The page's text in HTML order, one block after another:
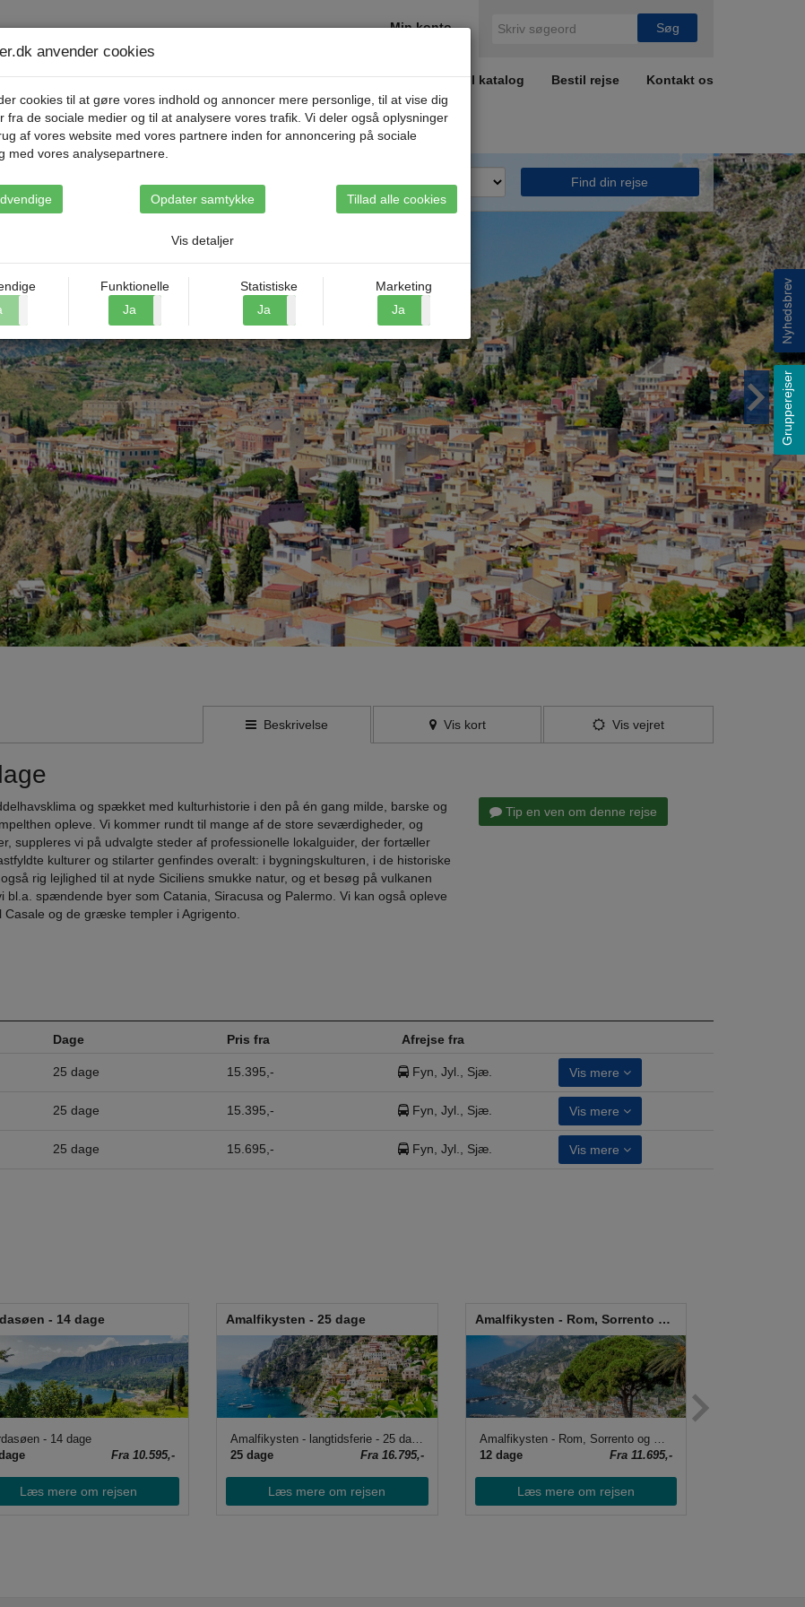
Min konto
Destinationer Rejsetyper Om Riis Rejser Bestil katalog Bestil rejse Kontakt os
Find din rejse
Beskrivelse Vis kort Vis vejret
og spækket med kulturhistorie i den på én gang milde, barske og
opleve. Vi kommer rundt til mange af de store seværdigheder, og
suppleres vi på udvalgte steder af professionelle lokalguider, der fortæller
kulturer og stilarter genfindes overalt: i bygningskulturen, i de historiske
rig lejlighed til at nyde Siciliens smukke natur, og et besøg på vulkanen
spændende byer som Catania, Siracusa og Palermo. Vi kan også opleve
og de græske templer i Agrigento.
Tip en ven om denne rejse
Dage Pris fra Afrejse fra
25 dage 15.395,- Fyn, Jyl., Sjæ. Vis mere
25 dage 15.395,- Fyn, Jyl., Sjæ. Vis mere
25 dage 15.695,- Fyn, Jyl., Sjæ. Vis mere
- 14 dage
- 14 dage
Fra 10.595,-
Læs mere om rejsen
Amalfikysten - 25 dage
Amalfikysten - langtidsferie - 25 dage
25 dage
Fra 16.795,-
Læs mere om rejsen
Amalfikysten - Rom, Sorrento og Capri
Amalfikysten - Rom, Sorrento og Capri
12 dage
Fra 11.695,-
Læs mere om rejsen
Grupperejser
anvender cookies
cookies til at gøre vores indhold og annoncer mere personlige, til at vise dig
fra de sociale medier og til at analysere vores trafik. Vi deler også oplysninger
af vores website med vores partnere inden for annoncering på sociale
med vores analysepartnere.
Opdater samtykke Tillad alle cookies
Vis detaljer
Funktionelle
Ja
Statistiske
Ja
Marketing
Ja